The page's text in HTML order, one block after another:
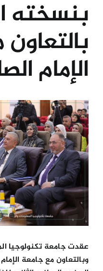
بنسخته
الإمام
View
Larger
Image
عقدت جامعة تكنولوجيا
وبالتعاون مع جامعة